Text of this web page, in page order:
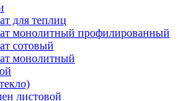
для теплиц
монолитный профилированный
сотовый
монолитный
листовой